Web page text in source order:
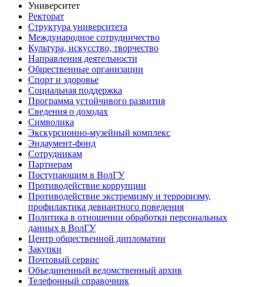
Университет
Ректорат
Структура университета
Международное сотрудничество
Культура, искусство, творчество
Направления деятельности
Общественные организации
Спорт и здоровье
Социальная поддержка
Программа устойчивого развития
Сведения о доходах
Символика
Экскурсионно-музейный комплекс
Эндаумент-фонд
Сотрудникам
Партнерам
Поступающим в ВолГУ
Противодействие коррупции
Противодействие экстремизму и терроризму,
профилактика девиантного поведения
Политика в отношении обработки персональных
данных в ВолГУ
Центр общественной дипломатии
Закупки
Почтовый сервис
Объединенный ведомственный архив
Телефонный справочник